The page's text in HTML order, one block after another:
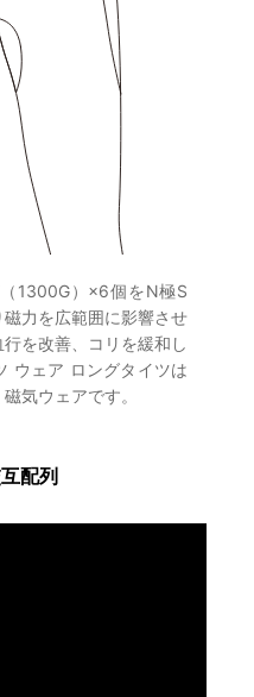
1300G）×6個をN極S
力を広範囲に影響させ
を改善、コリを緩和し
ウェア ロングタイツは
気ウェアです。
配列